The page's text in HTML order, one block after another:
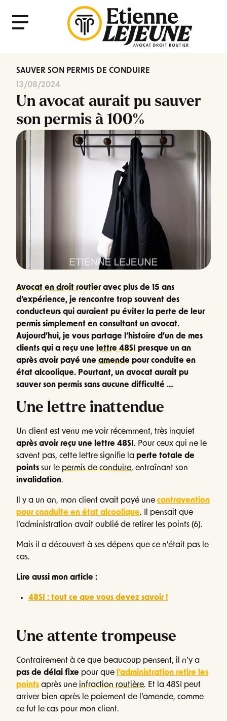
Menu
SAUVER SON PERMIS DE CONDUIRE
13/08/2024
Un avocat aurait pu sauver
son permis à 100%
Avocat en droit routier avec plus de 15 ans
d’expérience, je rencontre trop souvent des
conducteurs qui auraient pu éviter la perte de leur
permis simplement en consultant un avocat.
Aujourd’hui, je vous partage l’histoire d’un de mes
clients qui a reçu une lettre 48SI presque un an
après avoir payé une amende pour conduite en
état alcoolique. Pourtant, un avocat aurait pu
sauver son permis sans aucune difficulté …
Une lettre inattendue
Un client est venu me voir récemment, très inquiet
après avoir reçu une lettre 48SI . Pour ceux qui ne le
savent pas, cette lettre signifie la perte totale de
points sur le permis de conduire, entraînant son
invalidation.
Il y a un an, mon client avait payé une contravention
pour conduite en état alcoolique. Il pensait que
l’administration avait oublié de retirer les points (6).
Mais il a découvert à ses dépens que ce n’était pas le
cas.
Lire aussi mon article :
48SI : tout ce que vous devez savoir !
Une attente trompeuse
Contrairement à ce que beaucoup pensent, il n’y a
pas de délai fixe pour que l’administration retire les
points après une infraction routière. Et la 48SI peut
arriver bien après le paiement de l’amende, comme
ce fut le cas pour mon client.
Fermer